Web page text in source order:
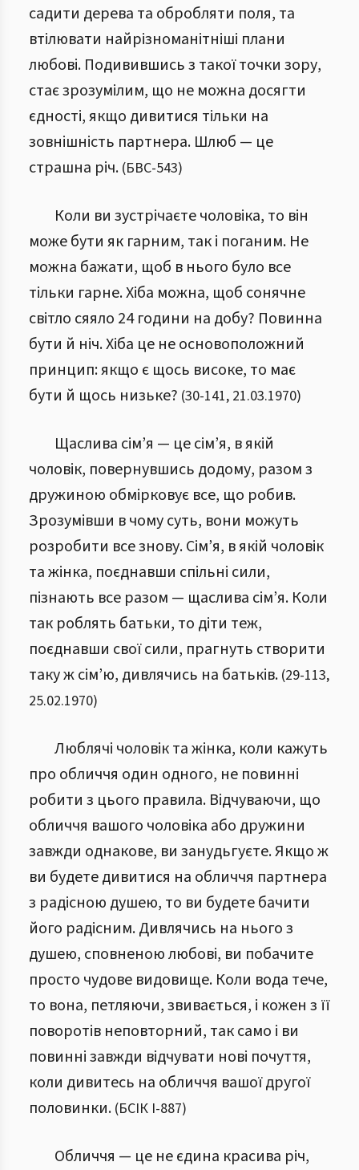
садити дерева та обробляти поля, та
втілювати найрізноманітніші плани
любові. Подивившись з такої точки зору,
стає зрозумілим, що не можна досягти
єдності, якщо дивитися тільки на
зовнішність партнера. Шлюб — це
страшна річ. (БВС-543)
Коли ви зустрічаєте чоловіка, то він
може бути як гарним, так і поганим. Не
можна бажати, щоб в нього було все
тільки гарне. Хіба можна, щоб сонячне
світло сяяло 24 години на добу? Повинна
бути й ніч. Хіба це не основоположний
принцип: якщо є щось високе, то має
бути й щось низьке? (30-141, 21.03.1970)
Щаслива сім’я — це сім’я, в якій
чоловік, повернувшись додому, разом з
дружиною обмірковує все, що робив.
Зрозумівши в чому суть, вони можуть
розробити все знову. Сім’я, в якій чоловік
та жінка, поєднавши спільні сили,
пізнають все разом — щаслива сім’я. Коли
так роблять батьки, то діти теж,
поєднавши свої сили, прагнуть створити
таку ж сім’ю, дивлячись на батьків. (29-113,
25.02.1970)
Люблячі чоловік та жінка, коли кажуть
про обличчя один одного, не повинні
робити з цього правила. Відчуваючи, що
обличчя вашого чоловіка або дружини
завжди однакове, ви занудьгуєте. Якщо ж
ви будете дивитися на обличчя партнера
з радісною душею, то ви будете бачити
його радісним. Дивлячись на нього з
душею, сповненою любові, ви побачите
просто чудове видовище. Коли вода тече,
то вона, петляючи, звивається, і кожен з її
поворотів неповторний, так само і ви
повинні завжди відчувати нові почуття,
коли дивитесь на обличчя вашої другої
половинки. (БСІК І-887)
Обличчя — це не єдина красива річ,